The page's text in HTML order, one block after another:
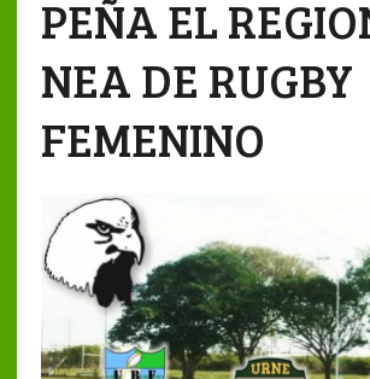
PEÑA EL
NEA DE RUGBY
FEMENINO